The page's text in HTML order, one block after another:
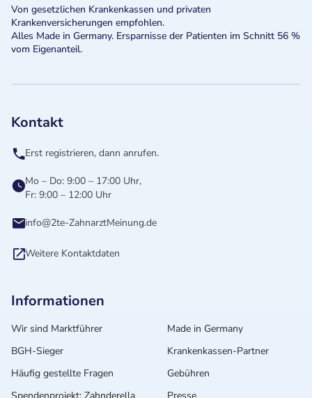
Von gesetzlichen Krankenkassen und privaten
Krankenversicherungen empfohlen.
Alles Made in Germany. Ersparnisse der Patienten im Schnitt 56 %
vom Eigenanteil.
Kontakt
Erst registrieren, dann anrufen.
Mo – Do: 9:00 – 17:00 Uhr,
Fr: 9:00 – 12:00 Uhr
info@2te-ZahnarztMeinung.de
Weitere Kontaktdaten
Informationen
Wir sind Marktführer
Made in Germany
BGH-Sieger
Krankenkassen-Partner
Häufig gestellte Fragen
Gebühren